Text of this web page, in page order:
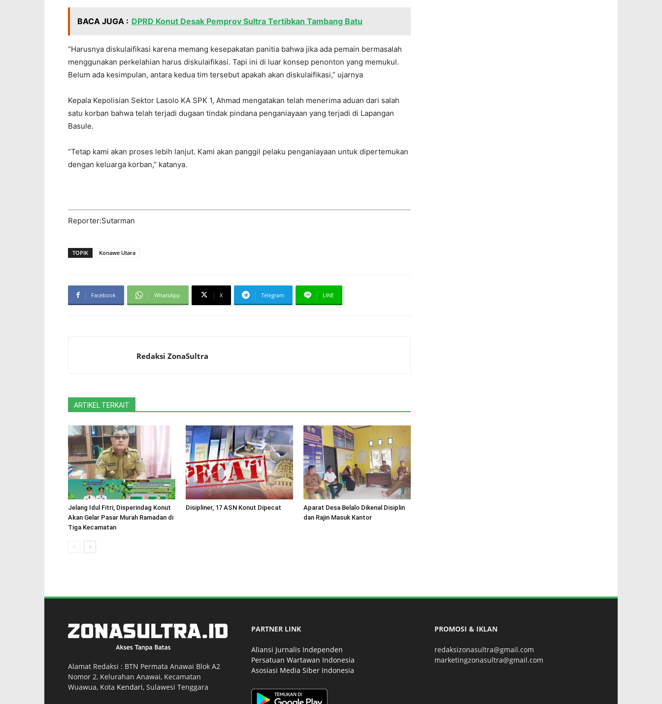
BACA JUGA : DPRD Konut Desak Pemprov Sultra Tertibkan Tambang Batu
“Harusnya diskulaifikasi karena memang kesepakatan panitia bahwa jika ada pemain bermasalah
menggunakan perkelahian harus diskulaifikasi. Tapi ini di luar konsep penonton yang memukul.
Belum ada kesimpulan, antara kedua tim tersebut apakah akan diskulaifikasi,” ujarnya
Kepala Kepolisian Sektor Lasolo KA SPK 1, Ahmad mengatakan telah menerima aduan dari salah
satu korban bahwa telah terjadi dugaan tindak pindana penganiayaan yang terjadi di Lapangan
Basule.
“Tetap kami akan proses lebih lanjut. Kami akan panggil pelaku penganiayaan untuk dipertemukan
dengan keluarga korban,” katanya.
Reporter:Sutarman
TOPIK Konawe Utara
Facebook WhatsApp X Telegram LINE
Redaksi ZonaSultra
ARTIKEL TERKAIT
Jelang Idul Fitri, Disperindag Konut
Akan Gelar Pasar Murah Ramadan di
Tiga Kecamatan
Disipliner, 17 ASN Konut Dipecat
Aparat Desa Belalo Dikenal Disiplin
dan Rajin Masuk Kantor
Alamat Redaksi : BTN Permata Anawai Blok A2
Nomor 2, Kelurahan Anawai, Kecamatan
Wuawua, Kota Kendari, Sulawesi Tenggara
PARTNER LINK
Aliansi Jurnalis Independen
Persatuan Wartawan Indonesia
Asosiasi Media Siber Indonesia
PROMOSI & IKLAN
redaksizonasultra@gmail.com
marketingzonasultra@gmail.com